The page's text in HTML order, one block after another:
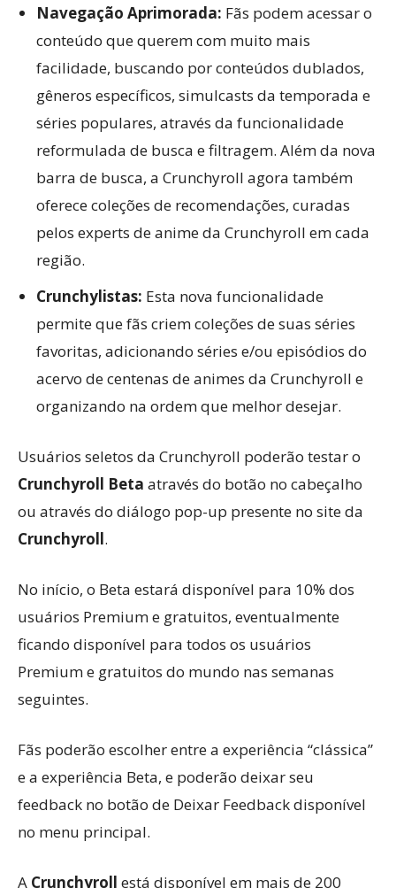
Navegação Aprimorada: Fãs podem acessar o
conteúdo que querem com muito mais
facilidade, buscando por conteúdos dublados,
gêneros específicos, simulcasts da temporada e
séries populares, através da funcionalidade
reformulada de busca e filtragem. Além da nova
barra de busca, a Crunchyroll agora também
oferece coleções de recomendações, curadas
pelos experts de anime da Crunchyroll em cada
região.
Crunchylistas: Esta nova funcionalidade
permite que fãs criem coleções de suas séries
favoritas, adicionando séries e/ou episódios do
acervo de centenas de animes da Crunchyroll e
organizando na ordem que melhor desejar.
Usuários seletos da Crunchyroll poderão testar o
Crunchyroll Beta através do botão no cabeçalho
ou através do diálogo pop-up presente no site da
Crunchyroll.
No início, o Beta estará disponível para 10% dos
usuários Premium e gratuitos, eventualmente
ficando disponível para todos os usuários
Premium e gratuitos do mundo nas semanas
seguintes.
Fãs poderão escolher entre a experiência “clássica”
e a experiência Beta, e poderão deixar seu
feedback no botão de Deixar Feedback disponível
no menu principal.
A Crunchyroll está disponível em mais de 200